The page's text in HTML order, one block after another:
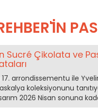
Sucré Çikolata ve
17. arrondissementu ile
koleksiyonunu
2026 Nisan sonuna